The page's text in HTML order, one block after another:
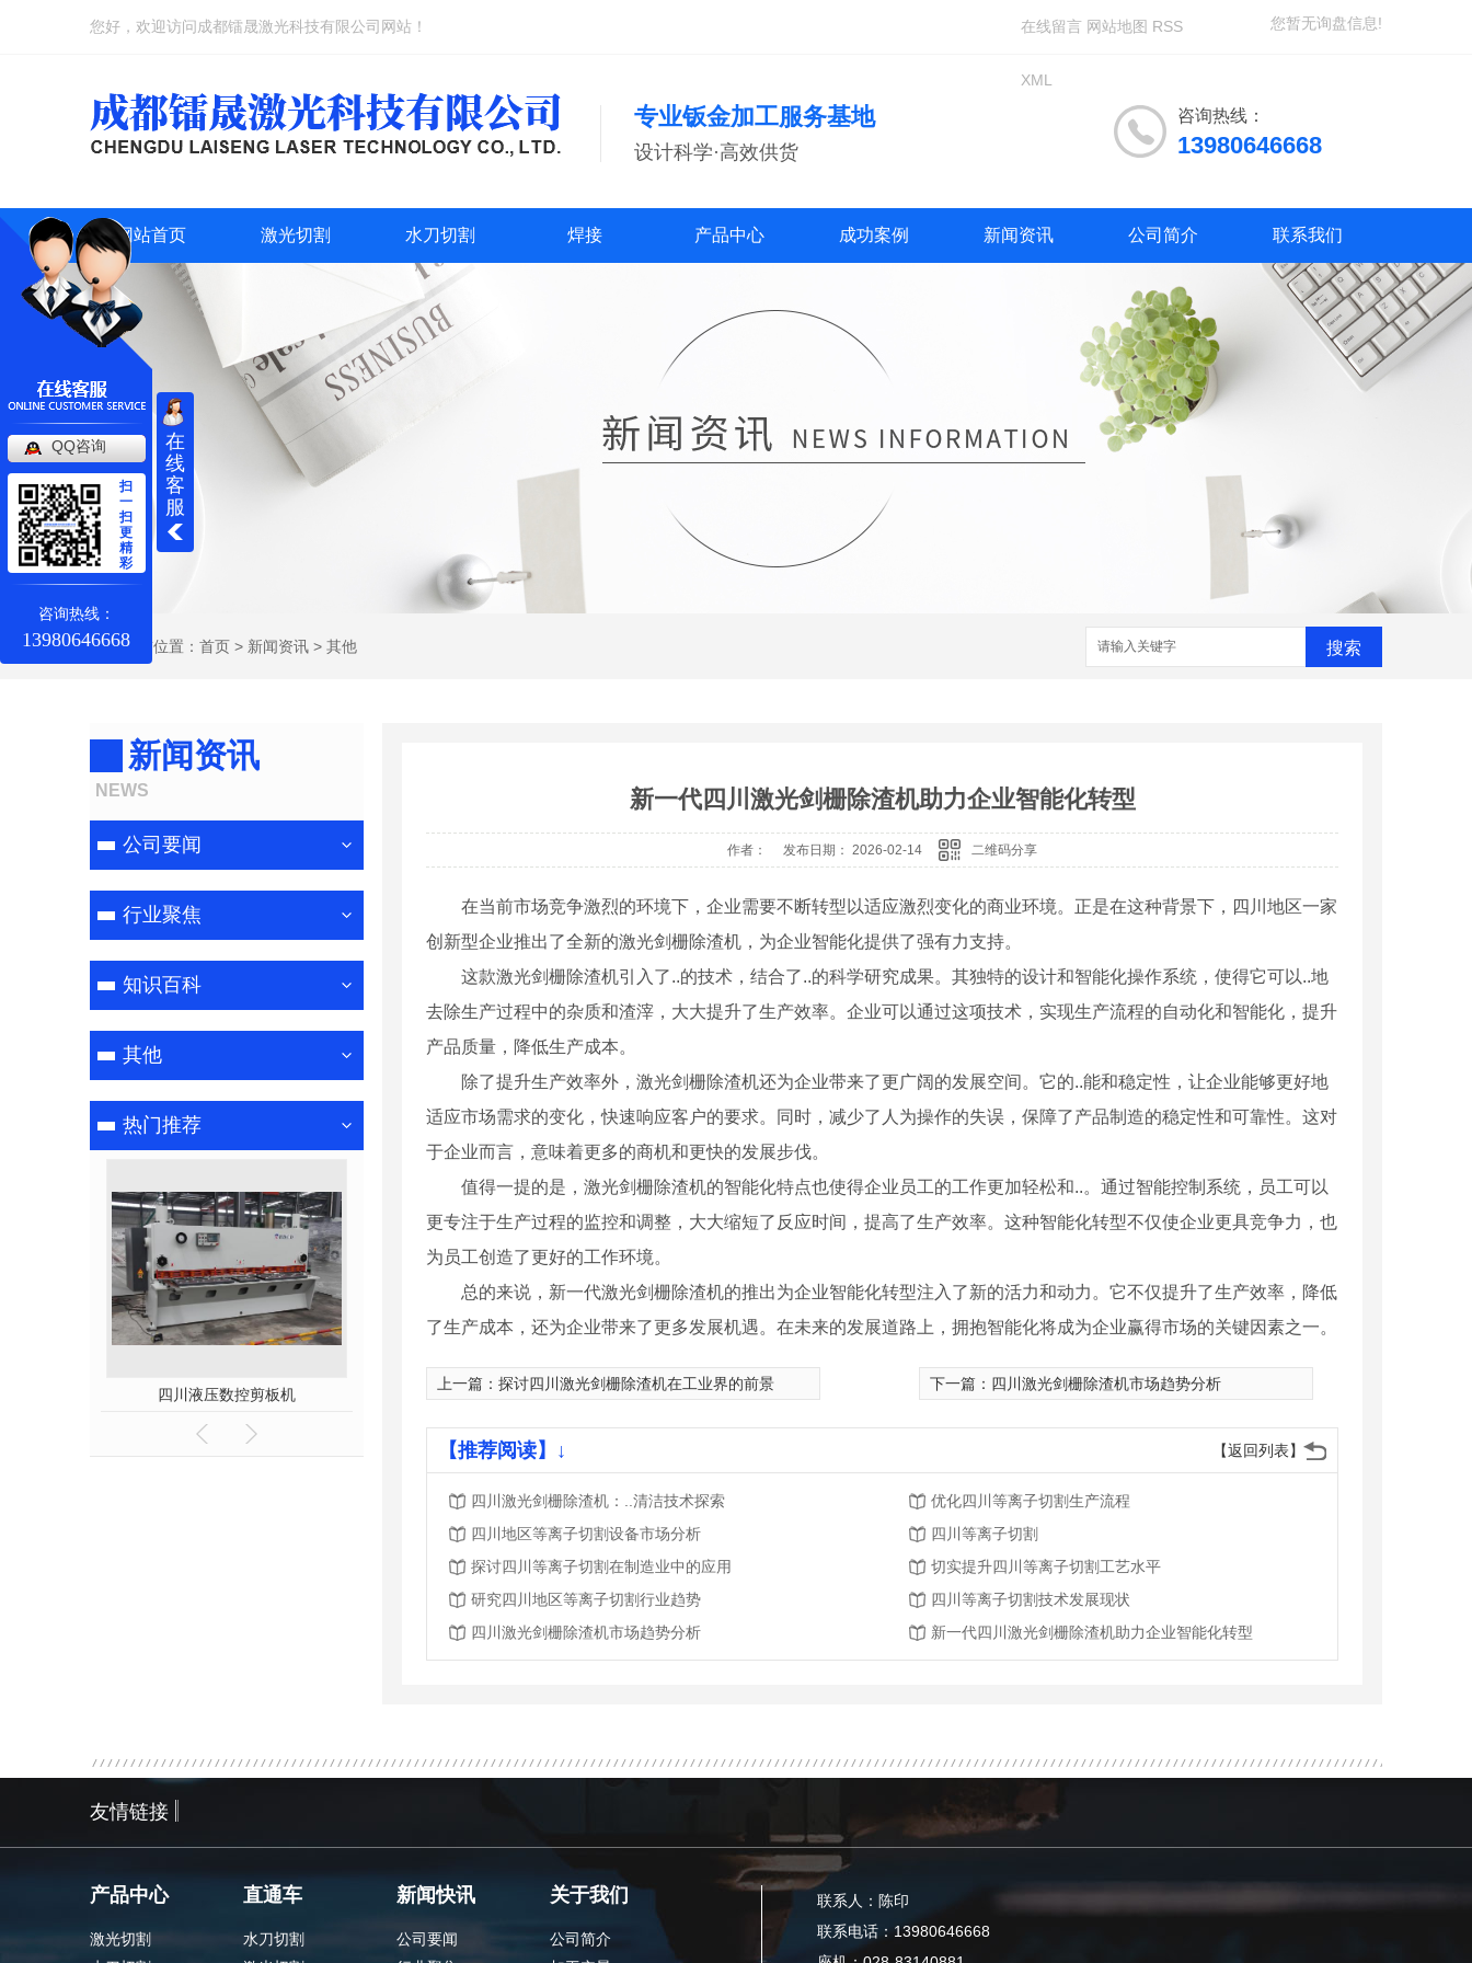
您好，欢迎访问成都镭晟激光科技有限公司网站！ 您暂无询盘信息!
在线留言 网站地图 RSS
XML
专业钣金加工服务基地
设计科学·高效供货
咨询热线：
13980646668
网站首页 激光切割 水刀切割 焊接 产品中心 成功案例 新闻资讯 公司简介 联系我们
当前位置： 首页 > 新闻资讯 > 其他 搜索
新闻资讯
NEWS
公司要闻
行业聚焦
知识百科
其他
热门推荐
四川液压数控剪板机 成都pc模具厂家 四川pc模具
新一代四川激光剑栅除渣机助力企业智能化转型
作者： 发布日期： 2026-02-14 二维码分享
在当前市场竞争激烈的环境下，企业需要不断转型以适应激烈变化的商业环境。正是在这种背景下，四川地区一家
创新型企业推出了全新的激光剑栅除渣机，为企业智能化提供了强有力支持。
这款激光剑栅除渣机引入了..的技术，结合了..的科学研究成果。其独特的设计和智能化操作系统，使得它可以..地
去除生产过程中的杂质和渣滓，大大提升了生产效率。企业可以通过这项技术，实现生产流程的自动化和智能化，提升
产品质量，降低生产成本。
除了提升生产效率外，激光剑栅除渣机还为企业带来了更广阔的发展空间。它的..能和稳定性，让企业能够更好地
适应市场需求的变化，快速响应客户的要求。同时，减少了人为操作的失误，保障了产品制造的稳定性和可靠性。这对
于企业而言，意味着更多的商机和更快的发展步伐。
值得一提的是，激光剑栅除渣机的智能化特点也使得企业员工的工作更加轻松和..。通过智能控制系统，员工可以
更专注于生产过程的监控和调整，大大缩短了反应时间，提高了生产效率。这种智能化转型不仅使企业更具竞争力，也
为员工创造了更好的工作环境。
总的来说，新一代激光剑栅除渣机的推出为企业智能化转型注入了新的活力和动力。它不仅提升了生产效率，降低
了生产成本，还为企业带来了更多发展机遇。在未来的发展道路上，拥抱智能化将成为企业赢得市场的关键因素之一。
上一篇： 探讨四川激光剑栅除渣机在工业界的前景 下一篇： 四川激光剑栅除渣机市场趋势分析
【返回列表】
【推荐阅读】↓
四川激光剑栅除渣机：..清洁技术探索
优化四川等离子切割生产流程
四川地区等离子切割设备市场分析
四川等离子切割
探讨四川等离子切割在制造业中的应用
切实提升四川等离子切割工艺水平
研究四川地区等离子切割行业趋势
四川等离子切割技术发展现状
四川激光剑栅除渣机市场趋势分析
新一代四川激光剑栅除渣机助力企业智能化转型
友情链接
产品中心
激光切割
直通车
水刀切割
新闻快讯
公司要闻
关于我们
公司简介
联系人：陈印
联系电话：13980646668
在
线
客
服
QQ咨询
扫
一
扫
更
精
彩
咨询热线：
13980646668